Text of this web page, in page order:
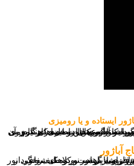
ایستاده و یا رومیزی
هنگام خرید آباژور یه اصل کاملا سلیقه ای می باشد و ممکن است به کارگیری آن بر اساس متراژ و وسایل و مبلمان موجود در خانه متفاوت است.
آباژور
و کلاهک شفاف تقویت کننده گسترش نور به محیط اطراف می گردد.